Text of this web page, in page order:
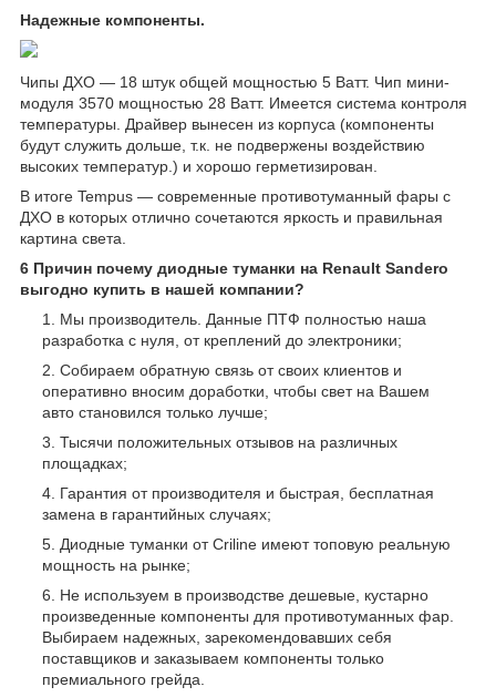
Надежные компоненты.
Чипы ДХО — 18 штук общей мощностью 5 Ватт. Чип мини-
модуля 3570 мощностью 28 Ватт. Имеется система контроля
температуры. Драйвер вынесен из корпуса (компоненты
будут служить дольше, т.к. не подвержены воздействию
высоких температур.) и хорошо герметизирован.
В итоге Tempus — современные противотуманный фары с
ДХО в которых отлично сочетаются яркость и правильная
картина света.
6 Причин почему диодные туманки на Renault Sandero
выгодно купить в нашей компании?
Мы производитель. Данные ПТФ полностью наша
разработка с нуля, от креплений до электроники;
Собираем обратную связь от своих клиентов и
оперативно вносим доработки, чтобы свет на Вашем
авто становился только лучше;
Тысячи положительных отзывов на различных
площадках;
Гарантия от производителя и быстрая, бесплатная
замена в гарантийных случаях;
Диодные туманки от Criline имеют топовую реальную
мощность на рынке;
Не используем в производстве дешевые, кустарно
произведенные компоненты для противотуманных фар.
Выбираем надежных, зарекомендовавших себя
поставщиков и заказываем компоненты только
премиального грейда.